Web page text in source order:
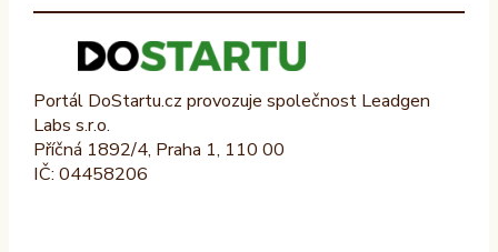
Portál DoStartu.cz provozuje společnost Leadgen
Labs s.r.o.
Příčná 1892/4, Praha 1, 110 00
IČ: 04458206